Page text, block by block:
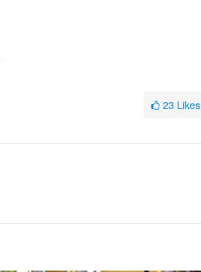
23 Likes